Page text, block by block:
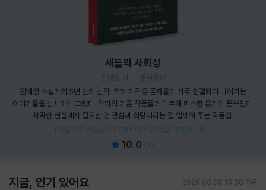
새들의 사회성
편혜영 소설가의 5년 만의 신작. 약하고 작은 존재들이 서로 연결되어 나아가는
이야기들을 섬세하게 그렸다. 작가의 기존 작품들과 다르게 따스한 온기가 돋보인다.
삭막한 현실에서 필요한 건 관심과 희망이라는 걸 일깨워 주는 작품집.
[이달의 책 8월] 산리오캐릭터즈 유리컵 (포인트 차감)
10.0
지금, 인기 있어요 2026.08.08 15:38 기준